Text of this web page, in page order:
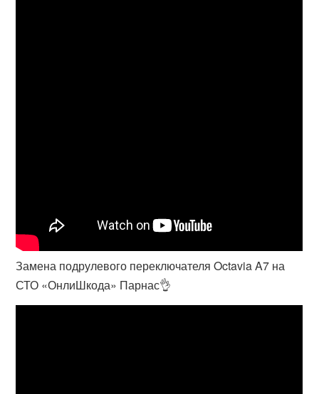
Замена подрулевого переключателя Octavia A7 на
СТО «ОнлиШкода» Парнас👌